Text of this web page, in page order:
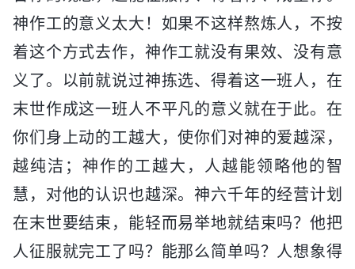
神作工的意义太大！如果不这样熬炼人，不按
着这个方式去作，神作工就没有果效、没有意
义了。以前就说过神拣选、得着这一班人，在
末世作成这一班人不平凡的意义就在于此。在
你们身上动的工越大，使你们对神的爱越深，
越纯洁；神作的工越大，人越能领略他的智
慧，对他的认识也越深。神六千年的经营计划
在末世要结束，能轻而易举地就结束吗？他把
人征服就完工了吗？能那么简单吗？人想象得